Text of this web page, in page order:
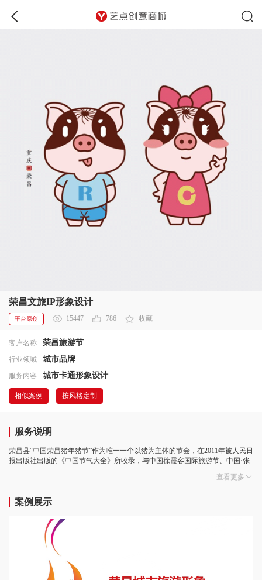
荣昌文旅IP形象设计
平台原创 15447 786 收藏
客户名称 荣昌旅游节
行业领域 城市品牌
服务内容 城市卡通形象设计
相似案例 按风格定制
服务说明
荣昌县“中国荣昌猪年猪节”作为唯一一个以猪为主体的节会，在2011年被人民日
报出版社出版的《中国节气大全》所收录，与中国徐霞客国际旅游节、中国·张
查看更多
案例展示